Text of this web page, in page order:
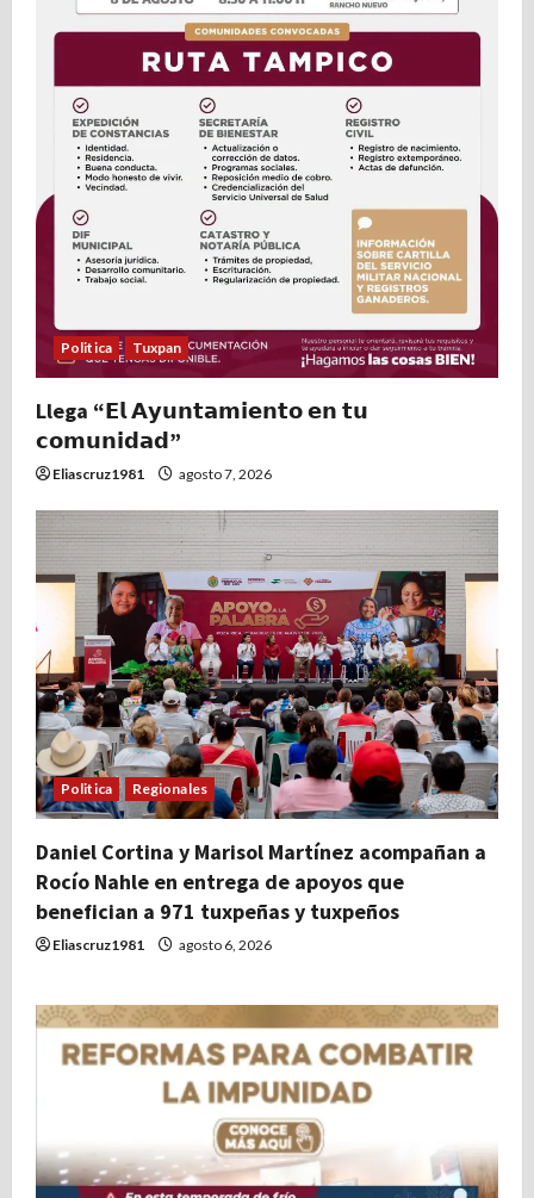
Politica Tuxpan
Llega “𝗘𝗹 𝗔𝘆𝘂𝗻𝘁𝗮𝗺𝗶𝗲𝗻𝘁𝗼 𝗲𝗻 𝘁𝘂
𝗰𝗼𝗺𝘂𝗻𝗶𝗱𝗮𝗱”
Eliascruz1981 agosto 7, 2026
Politica Regionales
Daniel Cortina y Marisol Martínez acompañan a
Rocío Nahle en entrega de apoyos que
benefician a 971 tuxpeñas y tuxpeños
Eliascruz1981 agosto 6, 2026